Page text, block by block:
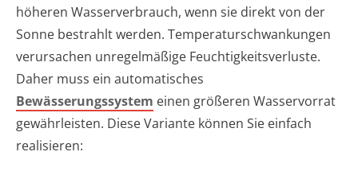
höheren Wasserverbrauch, wenn sie direkt von der
Sonne bestrahlt werden. Temperaturschwankungen
verursachen unregelmäßige Feuchtigkeitsverluste.
Daher muss ein automatisches
Bewässerungssystem einen größeren Wasservorrat
gewährleisten. Diese Variante können Sie einfach
realisieren: